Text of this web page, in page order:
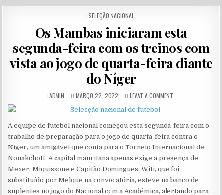
POSTED IN
SELEÇÃO NACIONAL
Os Mambas iniciaram esta
segunda-feira com os treinos com
vista ao jogo de quarta-feira diante
do Níger
AUTHOR:
ADMIN PUBLISHED DATE:
MARÇO 22, 2022 LEAVE A COMMENTON OS MAMBAS
A equipe de futebol nacional começou esta segunda-feira com o
trabalho de preparação para o jogo de quarta-feira contra o
Níger, um amigável que conta para o Torneio Internacional de
Nouakchott. A capital mauritana apenas exige a presença de
Mexer, Miquissone e Capitão Domingues. Witi, que foi
substituído por Melque na convocatória, esteve no banco de
suplentes no jogo do Nacional com a Académica, alertando para